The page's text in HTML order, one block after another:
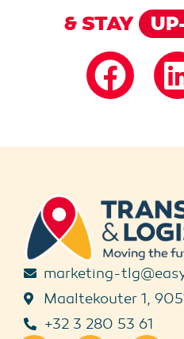
& STAY
marketing-
Maaltekouter 1,
+32 3 280 53 61